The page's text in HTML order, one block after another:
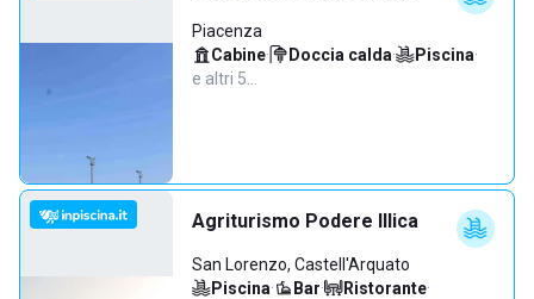
Piacenza
Cabine· Doccia calda· Piscina·
e altri 5…
Agriturismo Podere Illica
San Lorenzo, Castell'Arquato
Piscina· Bar· Ristorante·